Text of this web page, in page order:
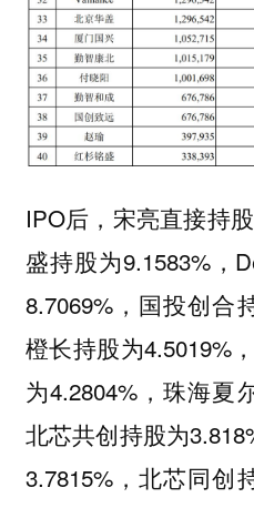
IPO后，宋亮直接持
盛持股为9.1583%，
8.7069%，国投创合
橙长持股为4.5019%
为4.2804%，珠海夏
北芯共创持股为
3.7815%，北芯同创